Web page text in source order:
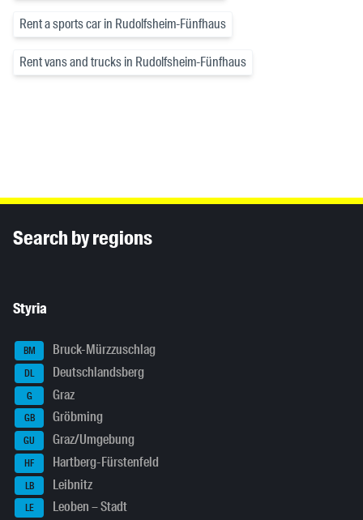
Rent a sports car in Rudolfsheim-Fünfhaus
Rent vans and trucks in Rudolfsheim-Fünfhaus
Search by regions
Styria
BM Bruck-Mürzzuschlag
DL Deutschlandsberg
G Graz
GB Gröbming
GU Graz/Umgebung
HF Hartberg-Fürstenfeld
LB Leibnitz
LE Leoben – Stadt